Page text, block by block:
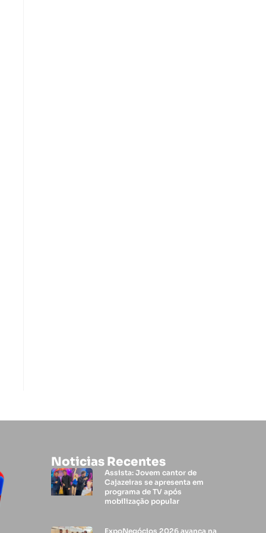
Noticias Recentes
Assista: Jovem cantor de
Cajazeiras se apresenta em
programa de TV após
mobilização popular
ExpoNegócios 2026 avança na